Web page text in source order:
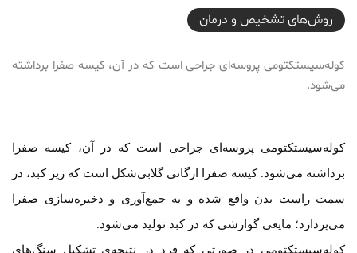
2021-08-03T17:17:15+04:30
روش‌های تشخیص و درمان
کوله‌سیستکتومی پروسه‌ای جراحی است که در آن، کیسه صفرا برداشته
می‌شود.
کوله‌سیستکتومی پروسه‌ای جراحی است که در آن، کیسه صفرا
برداشته می‌شود. کیسه صفرا ارگانی گلابی‌شکل است که زیر کبد، در
سمت راست بدن واقع شده و به جمع‌آوری و ذخیره‌سازی صفرا
می‌پردازد؛ مایعی گوارشی که در کبد تولید می‌شود.
کوله‌سیستکتومی در صورتی که فرد در نتیجه‌ی تشکیل سنگ‌های